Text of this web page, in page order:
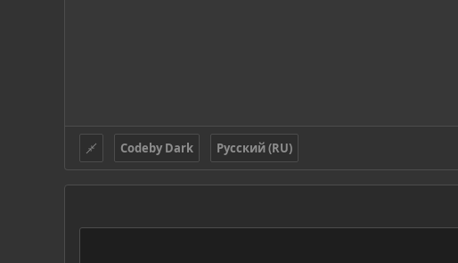
Codeby Dark Русский (RU)